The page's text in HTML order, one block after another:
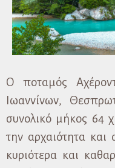
Ο ποταμός
Ιωαννίνων,
συνολικό μήκος 64
την αρχαιότητα
κυριότερα και